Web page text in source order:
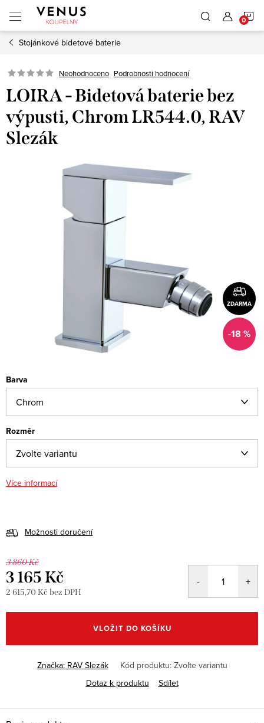
obsah
Stojánkové bidetové baterie
Neohodnoceno Podrobnosti hodnocení
LOIRA - Bidetová baterie bez
výpusti, Chrom LR544.0, RAV
Slezák
ZDARMA
-18 %
Barva
Rozměr
Více informací
Možnosti doručení
3 860 Kč
3 165 Kč
2 615,70 Kč bez DPH
cena:
VLOŽIT DO KOŠÍKU
Značka: RAV Slezák Kód produktu: Zvolte variantu
Dotaz k produktu
Sdílet